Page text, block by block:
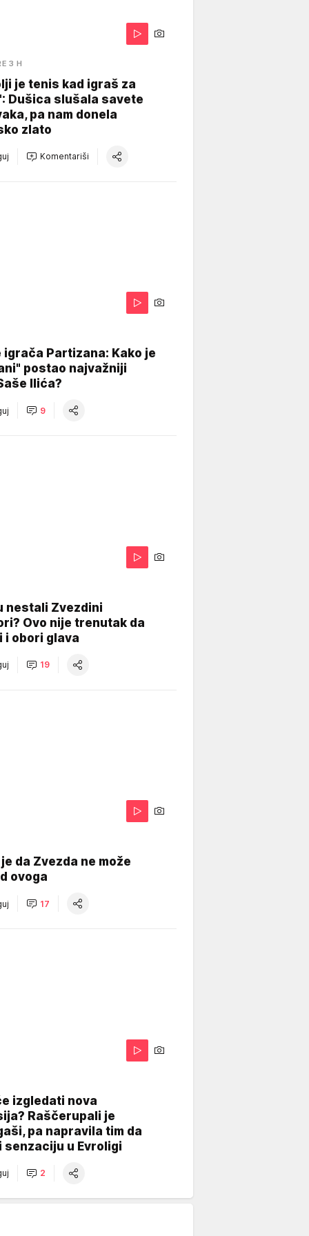
3 H
je tenis kad igraš za
Dušica slušala savete
pa nam donela
zlato
Komentariši
igrača Partizana: Kako je
postao najvažniji
Ilića?
9
nestali Zvezdini
Ovo nije trenutak da
i obori glava
19
da Zvezda ne može
ovoga
17
izgledati nova
Raščerupali je
pa napravila tim da
senzaciju u Evroligi
2